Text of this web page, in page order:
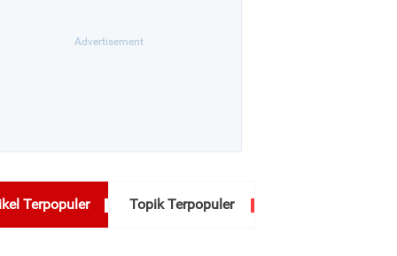
Terpopuler Topik Terpopuler